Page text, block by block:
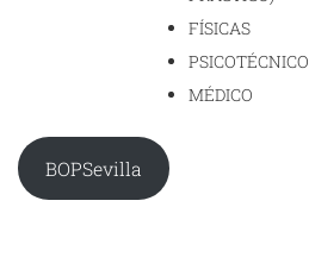
FÍSICAS
PSICOTÉCNICO
MÉDICO
BOPSevilla